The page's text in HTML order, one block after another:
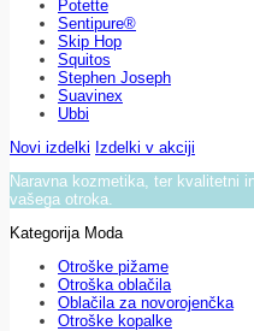
Potette
Sentipure®
Skip Hop
Squitos
Stephen Joseph
Suavinex
Ubbi
Novi izdelki Izdelki v akciji
Naravna kozmetika, ter kvalitetni
vašega otroka.
Kategorija Moda
Otroške pižame
Otroška oblačila
Oblačila za novorojenčka
Otroške kopalke